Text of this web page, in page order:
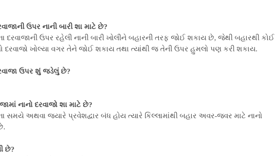
ઉપર નાની બારી શા માટે છે?
દરવાજાની ઉપર રહેલી નાની બારી ખોલીને બહારની તરફ જોઈ શકાય છે, જેથી બહારથી કોઈ
ખોલ્યા વગર તેને જોઈ શકાય તથા ત્યાંથી જ તેની ઉપર હુમલો પણ કરી શકાય.
ઉપર શું જડેલું છે?
નાનો દરવાજો શા માટે છે?
સમયે અથવા જયારે પ્રવેશદ્વાર બંધ હોય ત્યારે કિલ્લામાંથી બહાર અવર-જવર માટે નાનો
છે?